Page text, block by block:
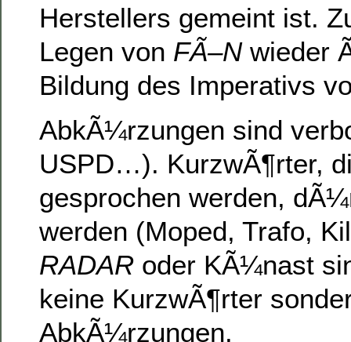
Herstellers gemeint ist.
Legen von FÃ–Nwieder
Bildung des Imperativs
AbkÃ¼rzungen sind
USPD…). KurzwÃ¶rter,
gesprochen werden,
werden (Moped, Trafo,
RADAR oder KÃ¼nast
keine KurzwÃ¶rter
AbkÃ¼rzungen.